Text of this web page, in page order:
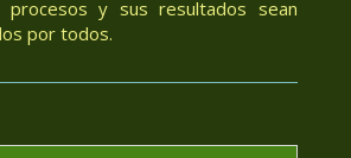
procesos y sus resultados sean
por todos.